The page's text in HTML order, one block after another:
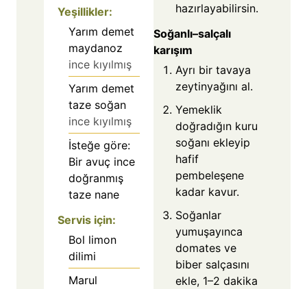
Yeşillikler:
Yarım demet
maydanoz
ince kıyılmış
Yarım demet
taze soğan
ince kıyılmış
İsteğe göre:
Bir avuç ince
doğranmış
taze nane
Servis için:
Bol limon
dilimi
Marul
hazırlayabilirsin.
Soğanlı–salçalı
karışım
Ayrı bir tavaya
zeytinyağını al.
Yemeklik
doğradığın kuru
soğanı ekleyip
hafif
pembeleşene
kadar kavur.
Soğanlar
yumuşayınca
domates ve
biber salçasını
ekle, 1–2 dakika